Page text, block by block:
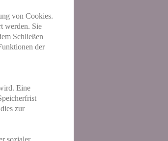
von Cookies.
werden. Sie
Schließen
der
Eine
zur
sozialer